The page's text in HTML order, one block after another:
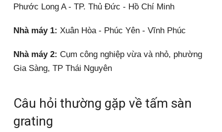
Phước Long A - TP. Thủ Đức - Hồ Chí Minh
Nhà máy 1: Xuân Hòa - Phúc Yên - Vĩnh Phúc
Nhà máy 2: Cụm công nghiệp vừa và nhỏ, phường
Gia Sàng, TP Thái Nguyên
Câu hỏi thường gặp về tấm sàn
grating